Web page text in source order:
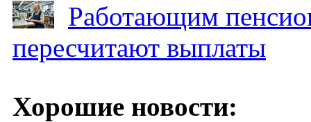
Работающим
пересчитают выплаты
Хорошие новости: